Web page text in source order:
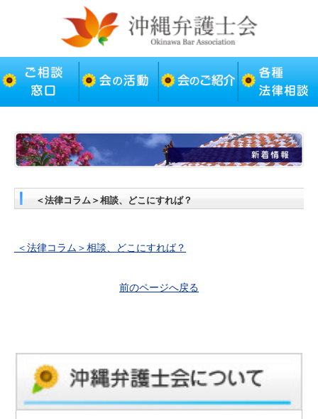
＜法律コラム＞相談、どこにすれば？
＜法律コラム＞相談、どこにすれば？
前のページへ戻る